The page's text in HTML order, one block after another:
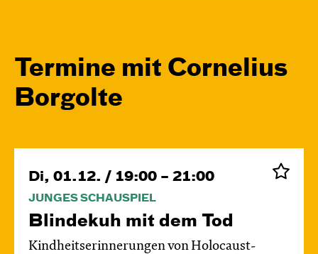
Termine mit Cornelius
Borgolte
Di, 01.12. / 19:00 – 21:00
JUNGES SCHAUSPIEL
Blinde­kuh mit dem Tod
Kindheitserinnerungen von Holocaust-